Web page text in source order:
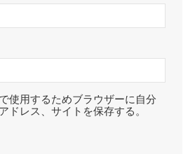
使用するためブラウザーに自分
ドレス、サイトを保存する。